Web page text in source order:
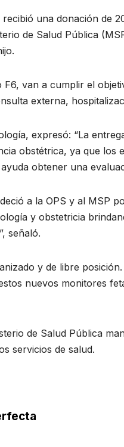
una donación de
de Salud Pública
van a cumplir el
externa,
expresó: “La
obstétrica, ya que
obtener una
a la OPS y al MSP
y obstetricia
señaló.
y de libre
nuevos monitores
de Salud Pública
servicios de salud.